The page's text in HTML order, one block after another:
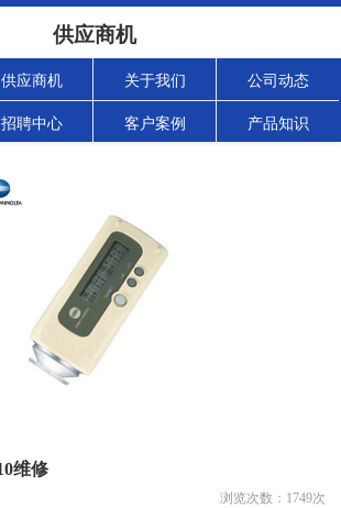
供应商机
供应商机 关于我们 公司动态
招聘中心 客户案例 产品知识
维修
浏览次数： 1749次